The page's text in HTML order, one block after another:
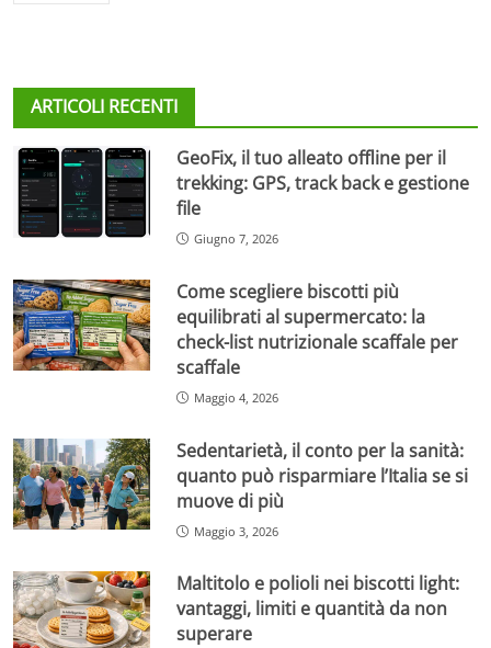
ARTICOLI RECENTI
GeoFix, il tuo alleato offline per il
trekking: GPS, track back e gestione
file
Giugno 7, 2026
Come scegliere biscotti più
equilibrati al supermercato: la
check-list nutrizionale scaffale per
scaffale
Maggio 4, 2026
Sedentarietà, il conto per la sanità:
quanto può risparmiare l’Italia se si
muove di più
Maggio 3, 2026
Maltitolo e polioli nei biscotti light:
vantaggi, limiti e quantità da non
superare